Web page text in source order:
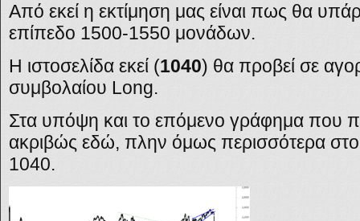
Από εκεί η εκτίμηση μας είναι πως θα
επίπεδο 1500-1550 μονάδων.
Η ιστοσελίδα εκεί (1040) θα προβεί σε
συμβολαίου Long.
Στα υπόψη και το επόμενο γράφημα που
ακριβώς εδώ, πλην όμως περισσότερα
1040.